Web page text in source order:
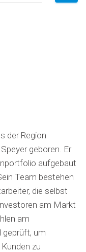
der Region
geboren. Er
aufgebaut
Team bestehen
die selbst
am Markt
am
geprüft, um
zu